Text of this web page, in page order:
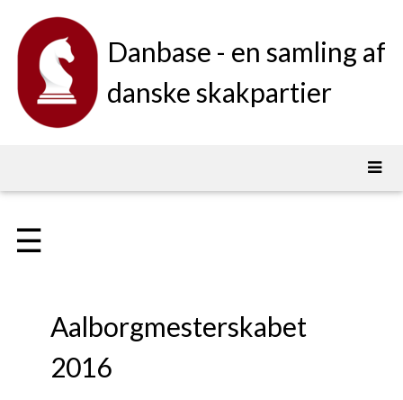
Danbase - en samling af
danske skakpartier
☰
Aalborgmesterskabet
2016